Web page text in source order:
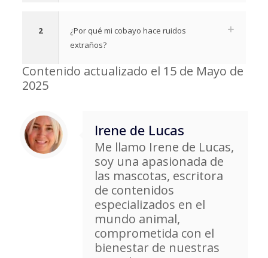
2
¿Por qué mi cobayo hace ruidos
extraños?
Contenido actualizado el 15 de Mayo de
2025
Irene de Lucas
Me llamo Irene de Lucas,
soy una apasionada de
las mascotas, escritora
de contenidos
especializados en el
mundo animal,
comprometida con el
bienestar de nuestras